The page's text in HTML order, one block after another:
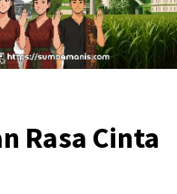
Rasa Cinta